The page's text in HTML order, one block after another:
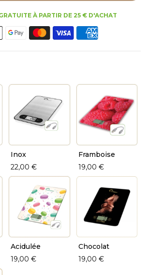
À PARTIR DE 25 € D'ACHAT
Inox
22,00 €
Framboise
19,00 €
Acidulée
19,00 €
Chocolat
19,00 €